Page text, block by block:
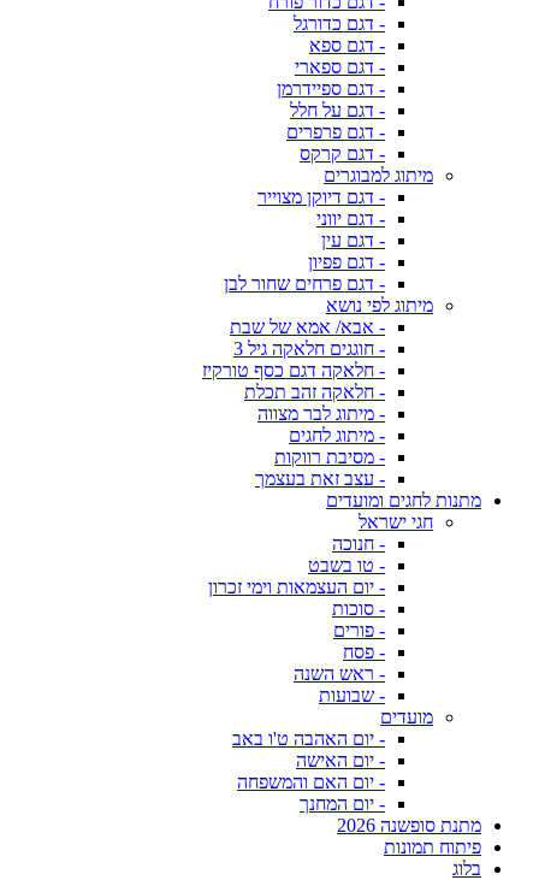
- דגם כדורגל
- דגם ספא
- דגם ספארי
- דגם ספיידרמן
- דגם על חלל
- דגם פרפרים
- דגם קרקס
מיתוג למבוגרים
- דגם דיוקן מצוייר
- דגם יווני
- דגם עין
- דגם פפיון
- דגם פרחים שחור לבן
מיתוג לפי נושא
- אבא/ אמא של שבת
- חוגגים חלאקה גיל 3
- חלאקה דגם כסף טורקיז
- חלאקה זהב תכלת
- מיתוג לבר מצווה
- מיתוג לחגים
- מסיבת רווקות
- עצב זאת בעצמך
מתנות לחגים ומועדים
חגי ישראל
- חנוכה
- טו בשבט
- יום העצמאות וימי זכרון
- סוכות
- פורים
- פסח
- ראש השנה
- שבועות
מועדים
- יום האהבה ט'ו באב
- יום האישה
- יום האם והמשפחה
- יום המחנך
מתנת סופשנה 2026
פיתוח תמונות
בלוג